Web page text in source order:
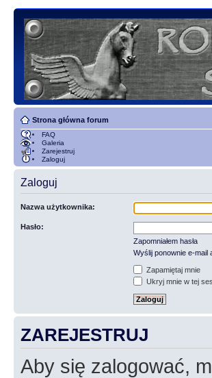
Strona główna forum
FAQ
Galeria
Zarejestruj
Zaloguj
Zaloguj
Nazwa użytkownika:
Hasło:
Zapomniałem hasła
Wyślij ponownie e-mail
Zapamiętaj mnie
Ukryj mnie w tej
ZAREJESTRUJ
Aby się zalogować,